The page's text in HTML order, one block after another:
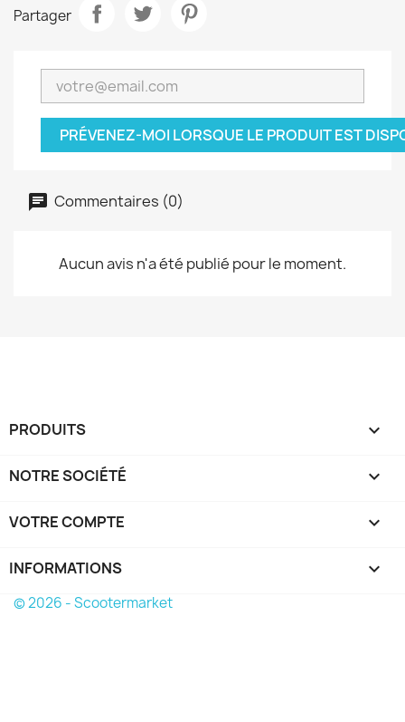
Partager
PRÉVENEZ-MOI LORSQUE LE PRODUIT EST
Commentaires (0)
Aucun avis n'a été publié pour le moment.
PRODUITS 
NOTRE SOCIÉTÉ 
VOTRE COMPTE 
INFORMATIONS keyboard_arrow_down
© 2026 - Scootermarket